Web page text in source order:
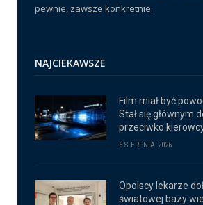
pewnie, zawsze konkretnie.
NAJCIEKAWSZE
Film miał być
Stał się głównym
przeciwko
6 SIERPNIA 2026
Opolscy lekarze
światowej bazy